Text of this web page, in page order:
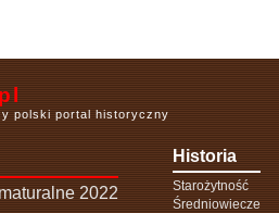
pl
polski portal historyczny
2022
Historia
Starożytność
Średniowiecze